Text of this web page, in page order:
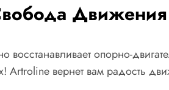
Движения
восстанавливает опорно-
Artroline вернет вам радость